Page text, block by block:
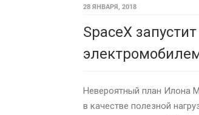
28 ЯНВАРЯ, 2018
SpaceX
Невероятный план Илона
в качестве полезной